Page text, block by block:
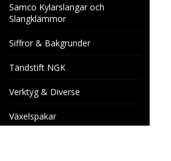
Samco Kylarslangar och
Slangklämmor
Siffror & Bakgrunder
Tändstift NGK
Verktyg & Diverse
Växelspakar